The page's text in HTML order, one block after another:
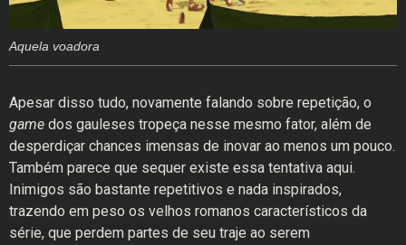
Aquela voadora
Apesar disso tudo, novamente falando sobre repetição, o
game dos gauleses tropeça nesse mesmo fator, além de
desperdiçar chances imensas de inovar ao menos um pouco.
Também parece que sequer existe essa tentativa aqui.
Inimigos são bastante repetitivos e nada inspirados,
trazendo em peso os velhos romanos característicos da
série, que perdem partes de seu traje ao serem